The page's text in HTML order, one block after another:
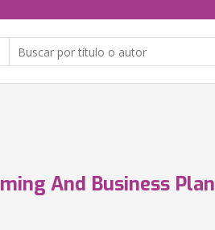
And Business Plan